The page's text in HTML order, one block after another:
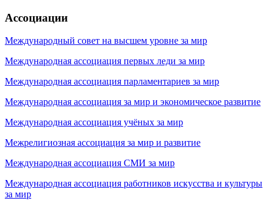
Ассоциации
Международный совет на высшем уровне за мир
Международная ассоциация первых леди за мир
Международная ассоциация парламентариев за мир
Международная ассоциация за мир и экономическое развитие
Международная ассоциация учёных за мир
Межрелигиозная ассоциация за мир и развитие
Международная ассоциация СМИ за мир
Международная ассоциация работников искусства и культуры
за мир